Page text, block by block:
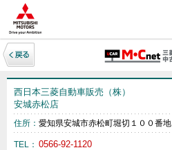
西日本三菱自動車販売（株）
安城赤松店
住所： 愛知県安城市赤松町堀切１００番地
TEL： 0566-92-1120